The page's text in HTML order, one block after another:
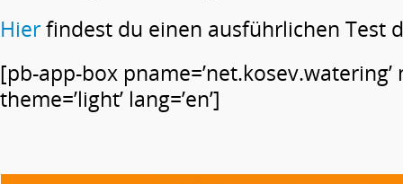
Hierfindest du einen ausführlichen Test
[pb-app-box pname=’net.kosev.watering’
theme=’light’ lang=’en’]